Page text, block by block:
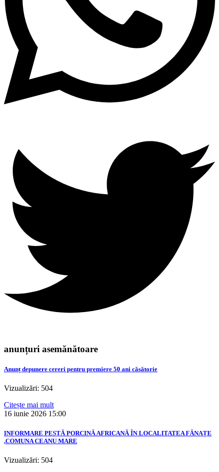
anunțuri asemănătoare
Anunț depunere cereri pentru premiere 50 ani căsătorie
Vizualizări: 504
Citește mai mult
16 iunie 2026 15:00
INFORMARE PESTĂ PORCINĂ AFRICANĂ ÎN LOCALITATEA FÂNAȚE
,COMUNA CEANU MARE
Vizualizări: 504